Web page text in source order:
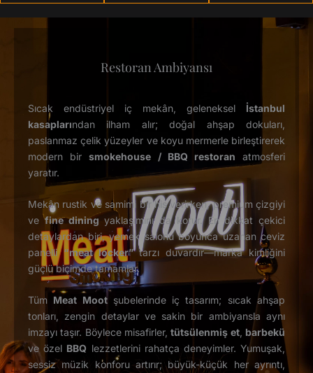
Restoran Ambiyansı
Sıcak endüstriyel iç mekân, geleneksel İstanbul
kasaplarından ilham alır; doğal ahşap dokuları,
paslanmaz çelik yüzeyler ve koyu mermerle birleştirerek
modern birsmokehouse / BBQ restoran atmosferi
yaratır.
Mekân rustik ve samimi bir his verirken, premium çizgiyi
vefine dining yaklaşımını da korur. En dikkat çekici
detaylardan biri, yemek salonu boyunca uzanan ceviz
panelli“meat locker”tarzı duvardır—marka kimliğini
güçlü biçimde tamamlar.
Tüm Meat Mootşubelerinde iç tasarım; sıcak ahşap
tonları, zengin detaylar ve sakin bir ambiyansla aynı
imzayı taşır. Böylece misafirler,tütsülenmiş et, barbekü
ve özel BBQ lezzetlerini rahatça deneyimler. Yumuşak,
sessiz müzik konforu artırır; büyük-küçük her ayrıntı,